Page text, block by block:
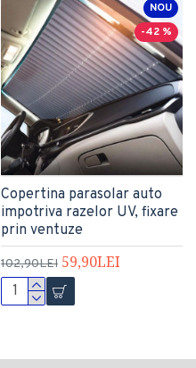
NOU
-42 %
Copertina parasolar auto
impotriva razelor UV, fixare
prin ventuze
102,90LEI 59,90LEI